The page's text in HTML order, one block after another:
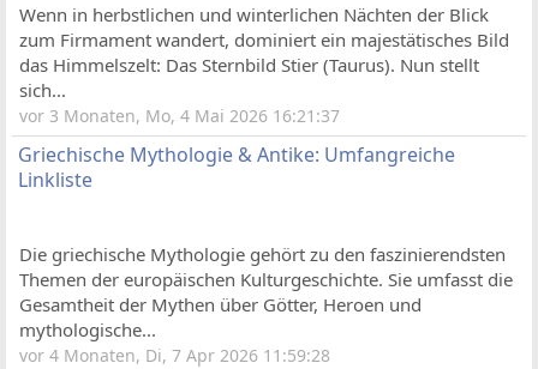
Wenn in herbstlichen und winterlichen Nächten der Blick
zum Firmament wandert, dominiert ein majestätisches Bild
das Himmelszelt: Das Sternbild Stier (Taurus). Nun stellt
sich...
vor 3 Monaten, Mo, 4 Mai 2026 16:21:37
Griechische Mythologie & Antike: Umfangreiche
Linkliste
Die griechische Mythologie gehört zu den faszinierendsten
Themen der europäischen Kulturgeschichte. Sie umfasst die
Gesamtheit der Mythen über Götter, Heroen und
mythologische...
vor 4 Monaten, Di, 7 Apr 2026 11:59:28